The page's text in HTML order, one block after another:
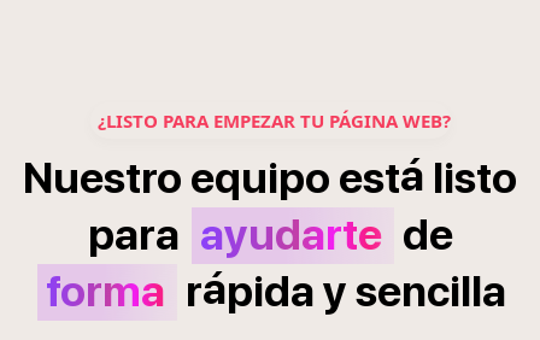
¿LISTO PARA EMPEZAR TU PÁGINA WEB?
Nuestro equipo está listo
para ayudarte de
forma rápidaysencilla